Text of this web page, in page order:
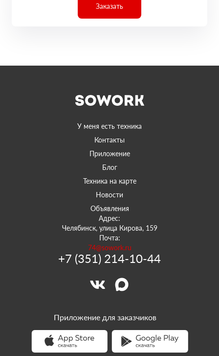
Заказать
У меня есть техника
Контакты
Приложение
Блог
Техника на карте
Новости
Объявления
Адрес:
Челябинск, улица Кирова, 159
Почта:
74@sowork.ru
+7 (351) 214-10-44
Приложение для заказчиков